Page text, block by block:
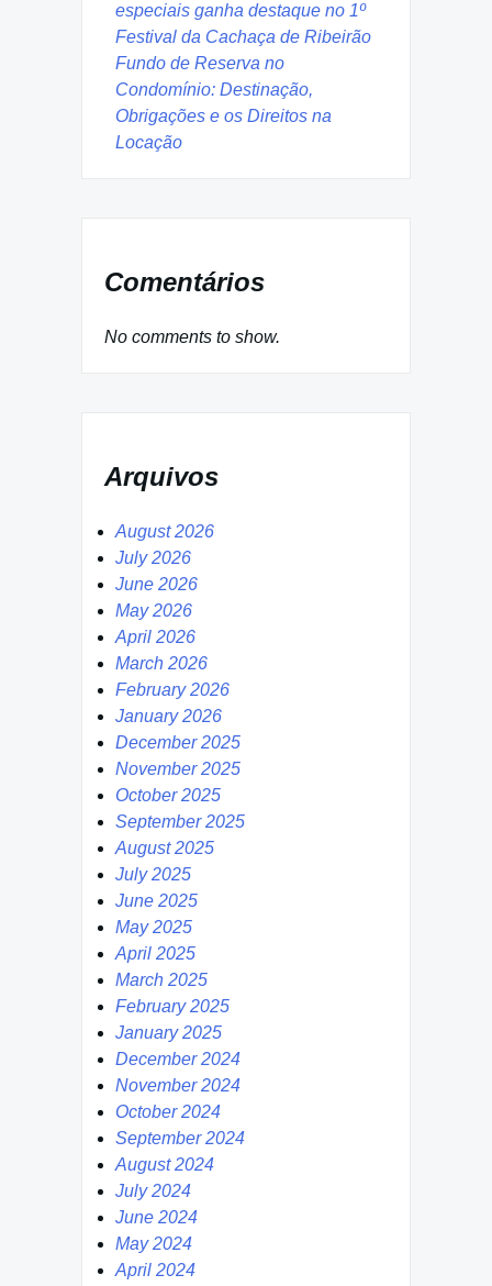
especiais ganha destaque no 1º
Festival da Cachaça de Ribeirão
Fundo de Reserva no
Condomínio: Destinação,
Obrigações e os Direitos na
Locação
Comentários
No comments to show.
Arquivos
August 2026
July 2026
June 2026
May 2026
April 2026
March 2026
February 2026
January 2026
December 2025
November 2025
October 2025
September 2025
August 2025
July 2025
June 2025
May 2025
April 2025
March 2025
February 2025
January 2025
December 2024
November 2024
October 2024
September 2024
August 2024
July 2024
June 2024
May 2024
April 2024